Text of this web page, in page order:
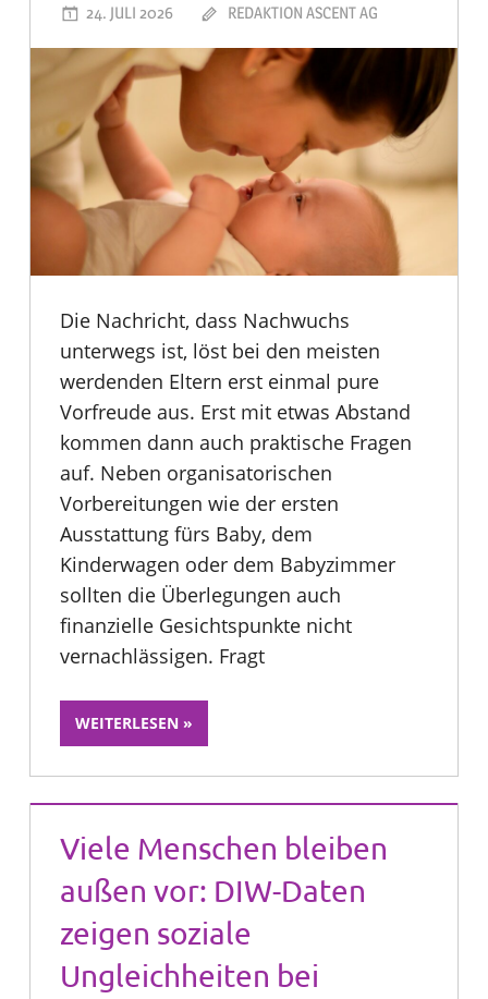
24. JULI 2026 REDAKTION ASCENT AG
Die Nachricht, dass Nachwuchs
unterwegs ist, löst bei den meisten
werdenden Eltern erst einmal pure
Vorfreude aus. Erst mit etwas Abstand
kommen dann auch praktische Fragen
auf. Neben organisatorischen
Vorbereitungen wie der ersten
Ausstattung fürs Baby, dem
Kinderwagen oder dem Babyzimmer
sollten die Überlegungen auch
finanzielle Gesichtspunkte nicht
vernachlässigen. Fragt
WEITERLESEN
Viele Menschen bleiben
außen vor: DIW-Daten
zeigen soziale
Ungleichheiten bei